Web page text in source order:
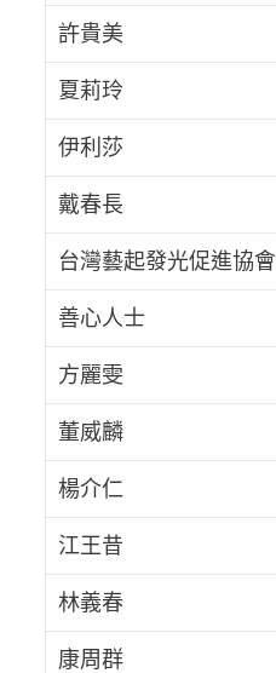
許貴美
夏莉玲
伊利莎
戴春長
台灣藝起發光促進協會
善心人士
方麗雯
董威麟
楊介仁
江王昔
林義春
康周群